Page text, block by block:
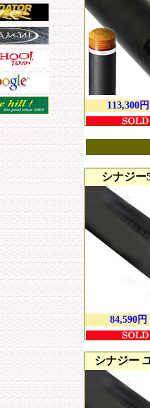
113,300円
シナジー
84,590円
シナジー